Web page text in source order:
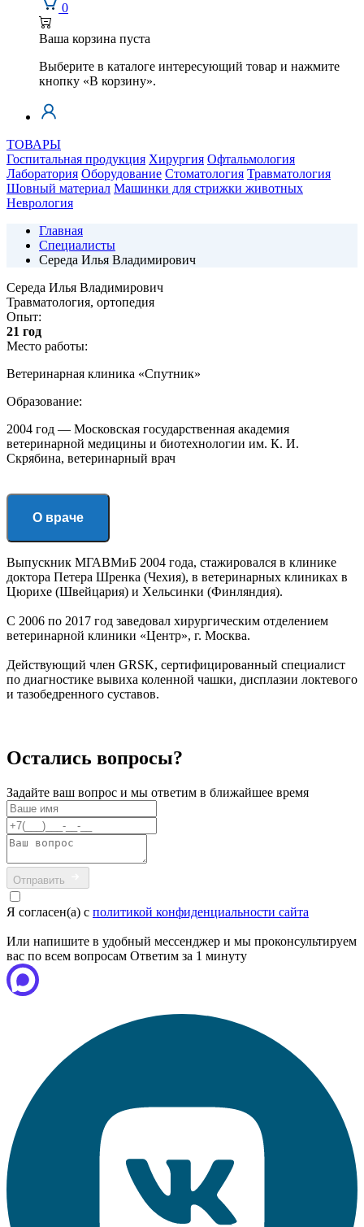
0
Ваша корзина пуста
Выберите в каталоге интересующий товар и нажмите
кнопку «В корзину».
ТОВАРЫ
Госпитальная продукция Хирургия Офтальмология
Лаборатория Оборудование Стоматология Травматология
Шовный материал Машинки для стрижки животных
Неврология
Главная
Специалисты
Середа Илья Владимирович
Середа Илья Владимирович
Травматология, ортопедия
Опыт:
21 год
Место работы:
Ветеринарная клиника «Спутник»
Образование:
2004 год — Московская государственная академия
ветеринарной медицины и биотехнологии им. К. И.
Скрябина, ветеринарный врач
О враче
Выпускник МГАВМиБ 2004 года, стажировался в клинике
доктора Петера Шренка (Чехия), в ветеринарных клиниках в
Цюрихе (Швейцария) и Хельсинки (Финляндия).
С 2006 по 2017 год заведовал хирургическим отделением
ветеринарной клиники «Центр», г. Москва.
Действующий член GRSK, сертифицированный специалист
по диагностике вывиха коленной чашки, дисплазии локтевого
и тазобедренного суставов.
Остались вопросы?
Задайте ваш вопрос и мы ответим в ближайшее время
Отправить
Я согласен(а) с политикой конфиденциальности сайта
Или напишите в удобный мессенджер и мы проконсультируем
вас по всем вопросам Ответим за 1 минуту